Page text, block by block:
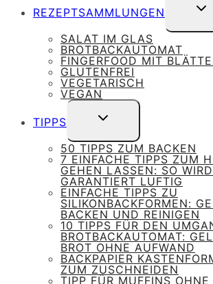
REZEPTSAMMLUNGEN
SALAT IM GLAS
BROTBACKAUTOMAT
FINGERFOOD MIT
GLUTENFREI
VEGETARISCH
VEGAN
TIPPS
UNTERMENÜ
UMSCHALTEN
50 TIPPS ZUM BACKEN
7 EINFACHE TIPPS ZUM
GEHEN LASSEN: SO
GARANTIERT LUFTIG
EINFACHE TIPPS ZU
SILIKONBACKFORMEN:
BACKEN UND REINIGEN
10 TIPPS FÜR DEN
BROTBACKAUTOMAT:
BROT OHNE AUFWAND
BACKPAPIER
ZUM ZUSCHNEIDEN
TIPP FÜR MUFFINS